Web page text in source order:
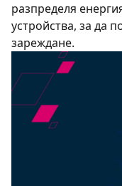
разпределя
устройства, за да
зареждане.